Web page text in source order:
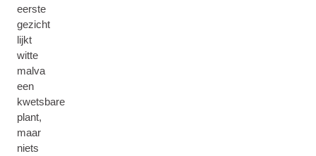
eerste
gezicht
lijkt
witte
malva
een
kwetsbare
plant,
maar
niets